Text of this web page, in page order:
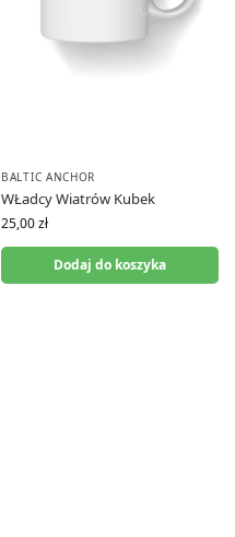
BALTIC ANCHOR
WŁadcy Wiatrów Kubek
25,00zł
Dodaj do koszyka